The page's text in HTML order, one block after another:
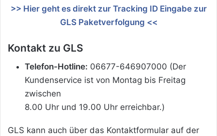
>> Hier geht es direkt zur Tracking ID Eingabe zur
GLS Paketverfolgung <<
Kontakt zu GLS
Telefon-Hotline: 06677-646907000 (Der
Kundenservice ist von Montag bis Freitag
zwischen
8.00 Uhr und 19.00 Uhr erreichbar.)
GLS kann auch über das Kontaktformular auf der